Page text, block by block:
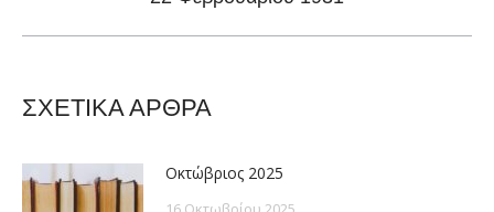
ΣΧΕΤΙΚΑ ΑΡΘΡΑ
Οκτώβριος 2025